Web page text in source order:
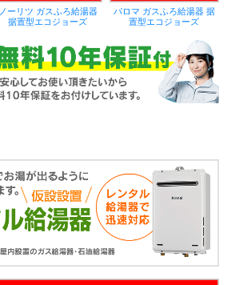
ノーリツ ガスふろ給湯器
据置型エコジョーズ
パロマ ガスふろ給湯器 据
置型エコジョーズ